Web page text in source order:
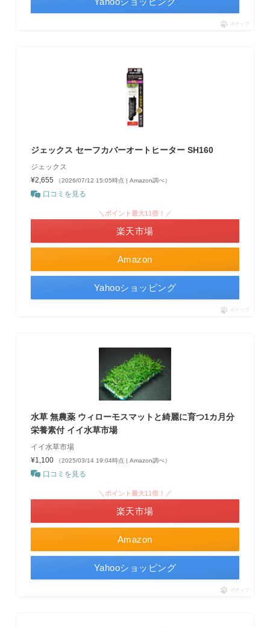
ポチップ
ジェックス セーフカバーオートヒーター SH160
ジェックス
¥2,655
（2026/07/12 15:05時点 | Amazon調べ）
口コミを見る
Amazon
＼ポイント最大11倍！／
楽天市場
Yahooショッピング
ポチップ
水草 無農薬 ウィローモスマットと綺麗に育つ1カ月分
栄養素付 イイ水草市場
イイ水草市場
¥1,100
（2025/03/14 19:04時点 | Amazon調べ）
口コミを見る
Amazon
＼ポイント最大11倍！／
楽天市場
Yahooショッピング
ポチップ